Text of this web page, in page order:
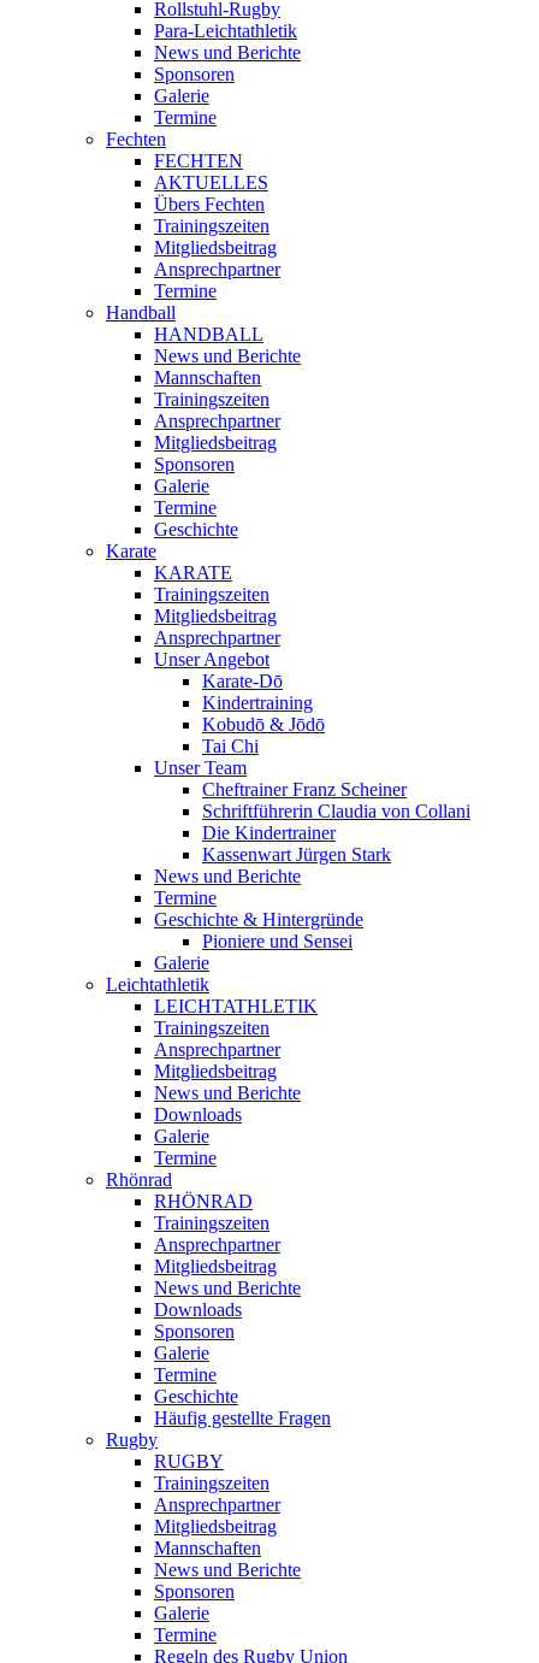
Rollstuhl-Rugby
Para-Leichtathletik
News und Berichte
Sponsoren
Galerie
Termine
Fechten
FECHTEN
AKTUELLES
Übers Fechten
Trainingszeiten
Mitgliedsbeitrag
Ansprechpartner
Termine
Handball
HANDBALL
News und Berichte
Mannschaften
Trainingszeiten
Ansprechpartner
Mitgliedsbeitrag
Sponsoren
Galerie
Termine
Geschichte
Karate
KARATE
Trainingszeiten
Mitgliedsbeitrag
Ansprechpartner
Unser Angebot
Karate-Dō
Kindertraining
Kobudō & Jōdō
Tai Chi
Unser Team
Cheftrainer Franz Scheiner
Schriftführerin Claudia von Collani
Die Kindertrainer
Kassenwart Jürgen Stark
News und Berichte
Termine
Geschichte & Hintergründe
Pioniere und Sensei
Galerie
Leichtathletik
LEICHTATHLETIK
Trainingszeiten
Ansprechpartner
Mitgliedsbeitrag
News und Berichte
Downloads
Galerie
Termine
Rhönrad
RHÖNRAD
Trainingszeiten
Ansprechpartner
Mitgliedsbeitrag
News und Berichte
Downloads
Sponsoren
Galerie
Termine
Geschichte
Häufig gestellte Fragen
Rugby
RUGBY
Trainingszeiten
Ansprechpartner
Mitgliedsbeitrag
Mannschaften
News und Berichte
Sponsoren
Galerie
Termine
Regeln des Rugby Union